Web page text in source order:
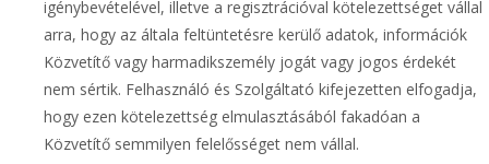
igénybevételével, illetve a regisztrációval kötelezettséget vállal
arra, hogy az általa feltüntetésre kerülő adatok, információk
Közvetítő vagy harmadikszemély jogát vagy jogos érdekét
nem sértik. Felhasználó és Szolgáltató kifejezetten elfogadja,
hogy ezen kötelezettség elmulasztásából fakadóan a
Közvetítő semmilyen felelősséget nem vállal.